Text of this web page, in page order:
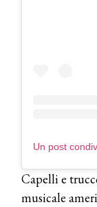
Capelli e
musicale